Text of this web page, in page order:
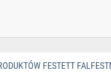
FESTETT